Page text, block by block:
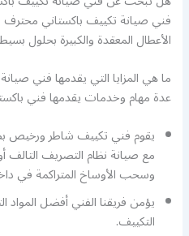
فني صيانة تكييف باكستاني محترف
الأعطال المعقدة والكبيرة بحلول
ما هي المزايا التي يقدمها فني
عدة مهام وخدمات يقدمها فني
يقوم فني تكييف شاطر ورخيص
مع صيانة نظام التصريف التالف
وسحب الأوساخ المتراكمة في
يؤمن فريقنا الفني أفضل
التكييف.